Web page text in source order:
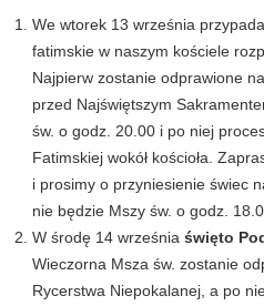
We wtorek 13 września
fatimskie w naszym kościele
Najpierw zostanie odprawione
przed Najświętszym
św. o godz. 20.00 i po niej
Fatimskiej wokół kościoła.
i prosimy o przyniesienie świec
nie będzie Mszy św. o godz.
W środę 14 wrześniaświęto
Wieczorna Msza św. zostanie
Rycerstwa Niepokalanej, a po